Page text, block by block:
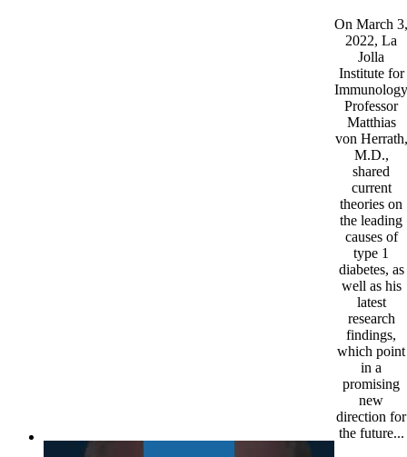
On March 3,
2022, La
Jolla
Institute for
Immunology
Professor
Matthias
von Herrath,
M.D.,
shared
current
theories on
the leading
causes of
type 1
diabetes, as
well as his
latest
research
findings,
which point
in a
promising
new
direction for
the future...